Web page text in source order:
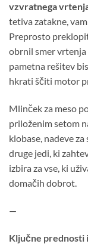
vzvratnega vrtenja
tetiva zatakne,
Preprosto
obrnil smer vrtenja
pametna rešitev
hkrati ščiti motor
Mlinček za meso
priloženim setom
klobase, nadeve
druge jedi, ki
izbira za vse, ki
domačih dobrot.
—
Ključne prednosti